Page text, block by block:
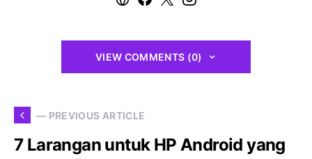
VIEW COMMENTS (0)
— PREVIOUS ARTICLE
7 Larangan untuk HP Android yang